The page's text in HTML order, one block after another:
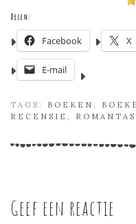
Delen:
Facebook X
E-mail
TAGS: BOEKEN
RECENSIE
Geef een reactie